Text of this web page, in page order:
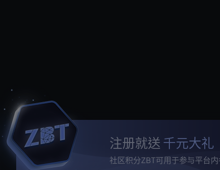
注册就送 千元大礼
社区积分ZBT可用于参与平台